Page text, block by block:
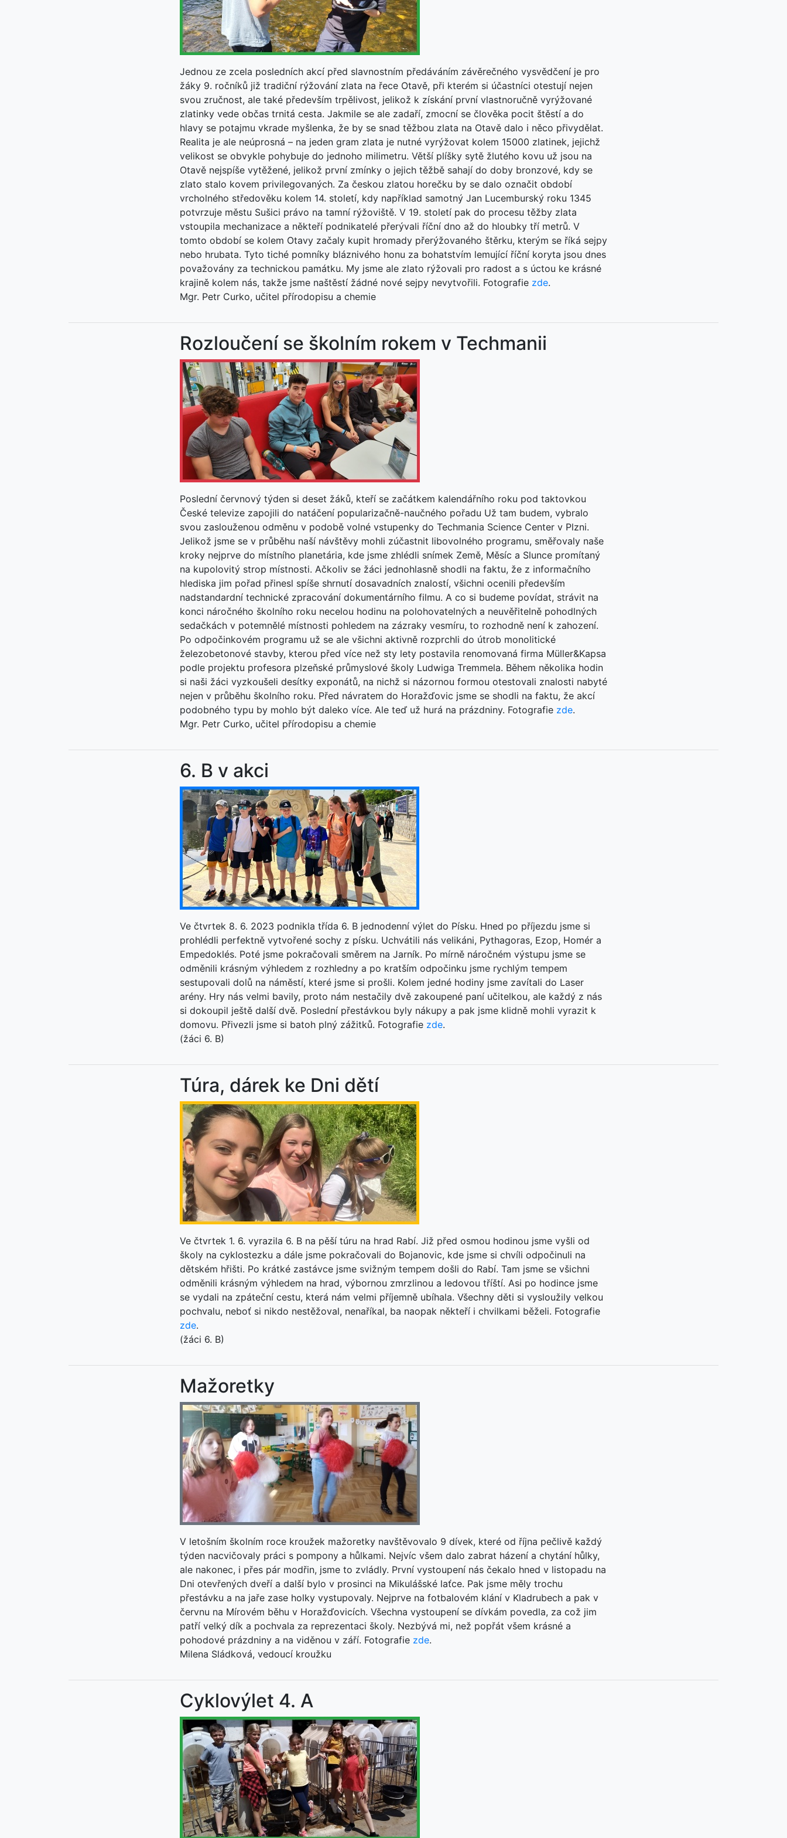
Jednou ze zcela posledních akcí před slavnostním předáváním závěrečného vysvědčení je pro
žáky 9. ročníků již tradiční rýžování zlata na řece Otavě, při kterém si účastníci otestují nejen
svou zručnost, ale také především trpělivost, jelikož k získání první vlastnoručně vyrýžované
zlatinky vede občas trnitá cesta. Jakmile se ale zadaří, zmocní se člověka pocit štěstí a do
hlavy se potajmu vkrade myšlenka, že by se snad těžbou zlata na Otavě dalo i něco přivydělat.
Realita je ale neúprosná – na jeden gram zlata je nutné vyrýžovat kolem 15000 zlatinek, jejichž
velikost se obvykle pohybuje do jednoho milimetru. Větší plíšky sytě žlutého kovu už jsou na
Otavě nejspíše vytěžené, jelikož první zmínky o jejich těžbě sahají do doby bronzové, kdy se
zlato stalo kovem privilegovaných. Za českou zlatou horečku by se dalo označit období
vrcholného středověku kolem 14. století, kdy například samotný Jan Lucemburský roku 1345
potvrzuje městu Sušici právo na tamní rýžoviště. V 19. století pak do procesu těžby zlata
vstoupila mechanizace a někteří podnikatelé přerývali říční dno až do hloubky tří metrů. V
tomto období se kolem Otavy začaly kupit hromady přerýžovaného štěrku, kterým se říká sejpy
nebo hrubata. Tyto tiché pomníky bláznivého honu za bohatstvím lemující říční koryta jsou dnes
považovány za technickou památku. My jsme ale zlato rýžovali pro radost a s úctou ke krásné
krajině kolem nás, takže jsme naštěstí žádné nové sejpy nevytvořili. Fotografie zde.
Mgr. Petr Curko, učitel přírodopisu a chemie
Rozloučení se školním rokem v Techmanii
Poslední červnový týden si deset žáků, kteří se začátkem kalendářního roku pod taktovkou
České televize zapojili do natáčení popularizačně-naučného pořadu Už tam budem, vybralo
svou zaslouženou odměnu v podobě volné vstupenky do Techmania Science Center v Plzni.
Jelikož jsme se v průběhu naší návštěvy mohli zúčastnit libovolného programu, směřovaly naše
kroky nejprve do místního planetária, kde jsme zhlédli snímek Země, Měsíc a Slunce promítaný
na kupolovitý strop místnosti. Ačkoliv se žáci jednohlasně shodli na faktu, že z informačního
hlediska jim pořad přinesl spíše shrnutí dosavadních znalostí, všichni ocenili především
nadstandardní technické zpracování dokumentárního filmu. A co si budeme povídat, strávit na
konci náročného školního roku necelou hodinu na polohovatelných a neuvěřitelně pohodlných
sedačkách v potemnělé místnosti pohledem na zázraky vesmíru, to rozhodně není k zahození.
Po odpočinkovém programu už se ale všichni aktivně rozprchli do útrob monolitické
železobetonové stavby, kterou před více než sty lety postavila renomovaná firma Müller&Kapsa
podle projektu profesora plzeňské průmyslové školy Ludwiga Tremmela. Během několika hodin
si naši žáci vyzkoušeli desítky exponátů, na nichž si názornou formou otestovali znalosti nabyté
nejen v průběhu školního roku. Před návratem do Horažďovic jsme se shodli na faktu, že akcí
podobného typu by mohlo být daleko více. Ale teď už hurá na prázdniny. Fotografie zde.
Mgr. Petr Curko, učitel přírodopisu a chemie
6. B v akci
Ve čtvrtek 8. 6. 2023 podnikla třída 6. B jednodenní výlet do Písku. Hned po příjezdu jsme si
prohlédli perfektně vytvořené sochy z písku. Uchvátili nás velikáni, Pythagoras, Ezop, Homér a
Empedoklés. Poté jsme pokračovali směrem na Jarník. Po mírně náročném výstupu jsme se
odměnili krásným výhledem z rozhledny a po kratším odpočinku jsme rychlým tempem
sestupovali dolů na náměstí, které jsme si prošli. Kolem jedné hodiny jsme zavítali do Laser
arény. Hry nás velmi bavily, proto nám nestačily dvě zakoupené paní učitelkou, ale každý z nás
si dokoupil ještě další dvě. Poslední přestávkou byly nákupy a pak jsme klidně mohli vyrazit k
domovu. Přivezli jsme si batoh plný zážitků. Fotografie zde.
(žáci 6. B)
Túra, dárek ke Dni dětí
Ve čtvrtek 1. 6. vyrazila 6. B na pěší túru na hrad Rabí. Již před osmou hodinou jsme vyšli od
školy na cyklostezku a dále jsme pokračovali do Bojanovic, kde jsme si chvíli odpočinuli na
dětském hřišti. Po krátké zastávce jsme svižným tempem došli do Rabí. Tam jsme se všichni
odměnili krásným výhledem na hrad, výbornou zmrzlinou a ledovou tříští. Asi po hodince jsme
se vydali na zpáteční cestu, která nám velmi příjemně ubíhala. Všechny děti si vysloužily velkou
pochvalu, neboť si nikdo nestěžoval, nenaříkal, ba naopak někteří i chvilkami běželi. Fotografie
zde.
(žáci 6. B)
Mažoretky
V letošním školním roce kroužek mažoretky navštěvovalo 9 dívek, které od října pečlivě každý
týden nacvičovaly práci s pompony a hůlkami. Nejvíc všem dalo zabrat házení a chytání hůlky,
ale nakonec, i přes pár modřin, jsme to zvládly. První vystoupení nás čekalo hned v listopadu na
Dni otevřených dveří a další bylo v prosinci na Mikulášské laťce. Pak jsme měly trochu
přestávku a na jaře zase holky vystupovaly. Nejprve na fotbalovém klání v Kladrubech a pak v
červnu na Mírovém běhu v Horažďovicích. Všechna vystoupení se dívkám povedla, za což jim
patří velký dík a pochvala za reprezentaci školy. Nezbývá mi, než popřát všem krásné a
pohodové prázdniny a na viděnou v září. Fotografie zde.
Milena Sládková, vedoucí kroužku
Cyklovýlet 4. A